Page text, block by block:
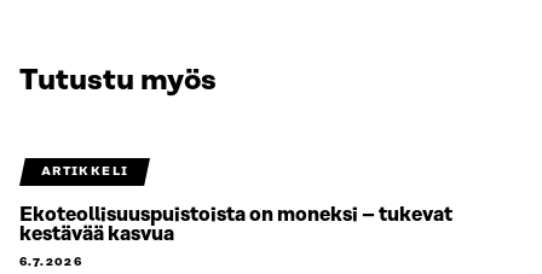
Tutustu myös
ARTIKKELI
Ekoteollisuuspuistoista on moneksi – tukevat
kestävää kasvua
6.7.2026